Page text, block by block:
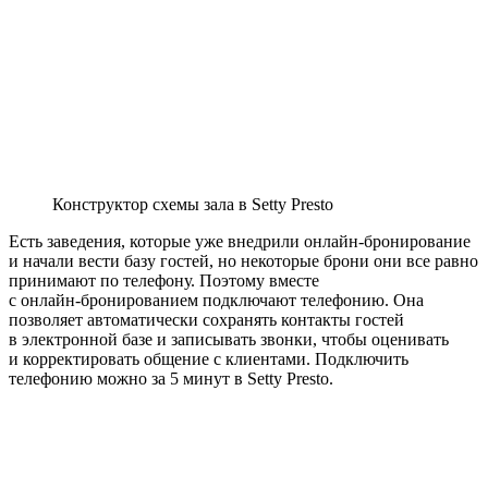
Конструктор схемы зала в Setty Presto
Есть заведения, которые уже внедрили онлайн‑бронирование
и начали вести базу гостей, но некоторые брони они все равно
принимают по телефону. Поэтому вместе
с онлайн‑бронированием подключают телефонию. Она
позволяет автоматически сохранять контакты гостей
в электронной базе и записывать звонки, чтобы оценивать
и корректировать общение с клиентами. Подключить
телефонию можно за 5 минут в Setty Presto.